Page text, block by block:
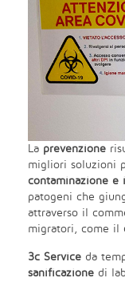
La prevenzione
migliori soluzioni
contaminazione e
patogeni che
attraverso il
migratori, come il
3c Service da
sanificazione di